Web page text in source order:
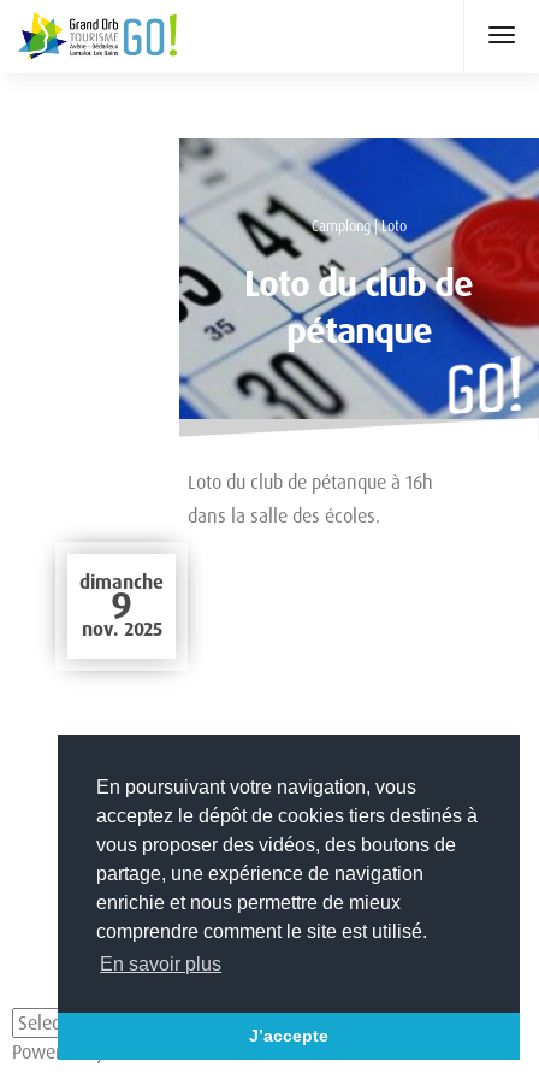
En poursuivant votre navigation, vous
acceptez le dépôt de cookies tiers destinés à
vous proposer des vidéos, des boutons de
partage, une expérience de navigation
enrichie et nous permettre de mieux
comprendre comment le site est utilisé.
En savoir plus
J’accepte
Powered by
Camplong | Loto
Loto du club de
pétanque
dimanche
9
nov. 2025
Loto du club de pétanque à 16h
dans la salle des écoles.